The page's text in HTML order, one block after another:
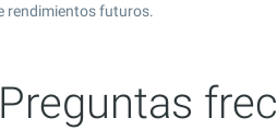
rendimientos futuros.
Preguntas